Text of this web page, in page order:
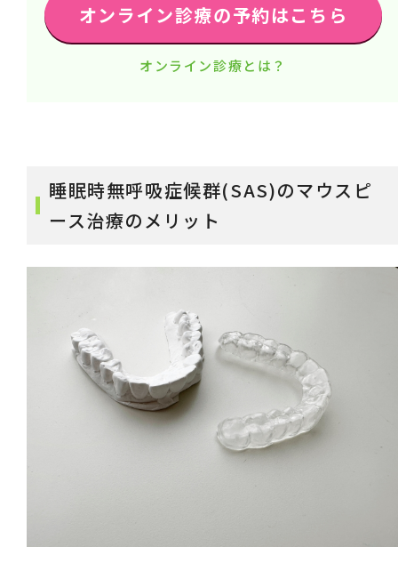
オンライン診療の予約はこちら
オンライン診療とは？
睡眠時無呼吸症候群(SAS)のマウスピ
ース治療のメリット